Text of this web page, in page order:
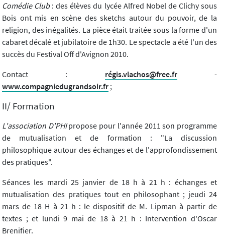
Comédie Club : des élèves du lycée Alfred Nobel de Clichy sous
Bois ont mis en scène des sketchs autour du pouvoir, de la
religion, des inégalités. La pièce était traitée sous la forme d'un
cabaret décalé et jubilatoire de 1h30. Le spectacle a été l'un des
succès du Festival Off d'Avignon 2010.
Contact : régis.vlachos@free.fr-
www.compagniedugrandsoir.fr ;
II/ Formation
L'association D'PHIpropose pour l'année 2011 son programme
de mutualisation et de formation : "La discussion
philosophique autour des échanges et de l'approfondissement
des pratiques".
Séances les mardi 25 janvier de 18 h à 21 h : échanges et
mutualisation des pratiques tout en philosophant ; jeudi 24
mars de 18 H à 21 h : le dispositif de M. Lipman à partir de
textes ; et lundi 9 mai de 18 à 21 h : Intervention d'Oscar
Brenifier.